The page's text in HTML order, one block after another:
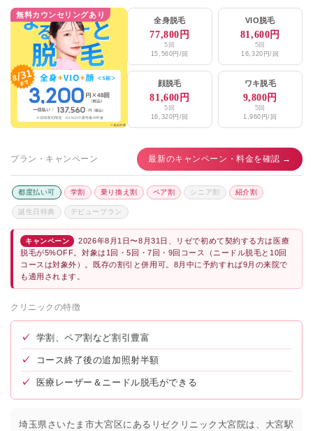
無料カウンセリングあり
全身脱毛
77,800円
5回
15,560円/回
VIO脱毛
81,600円
5回
16,320円/回
顔脱毛
81,600円
5回
16,320円/回
ワキ脱毛
9,800円
5回
1,960円/回
プラン・キャンペーン 最新のキャンペーン・料金を確認 →
都度払い可 学割 乗り換え割 ペア割 シニア割 紹介割
誕生日特典 デビュープラン
キャンペーン
2026年8月1日〜8月31日、リゼで初めて契約する方は医療
脱毛が5%OFF。対象は1回・5回・7回・9回コース（ニードル脱毛と10回
コースは対象外）。既存の割引と併用可。8月中に予約すれば9月の来院で
も適用されます。
クリニックの特徴
✓ 学割、ペア割など割引豊富
✓ コース終了後の追加照射半額
✓ 医療レーザー＆ニードル脱毛ができる
埼玉県さいたま市大宮区にあるリゼクリニック大宮院は、大宮駅